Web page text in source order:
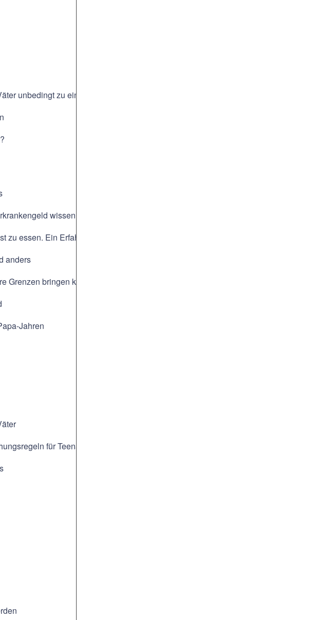
unbedingt zu einem Coach gehen
wissen
essen. Ein Erfahrungsbericht
anders
Grenzen bringen können
Jahren
für Teenager